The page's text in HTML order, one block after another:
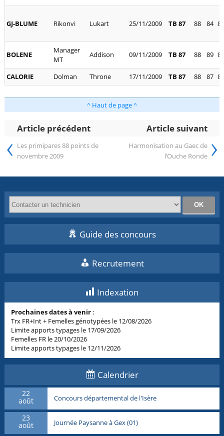
GJ-BLUME Rikonvi Lukart 25/11/2009 TB 87 88 84 85
BOLENE
Manager
MT
Addison 09/11/2009 TB 87 88 89 84
CALORIE Dolman Throne 17/11/2009 TB 87 88 87 86
^ Haut de page ^
Article précédent Article suivant
‹ Les primipares 88 points de
novembre 2009
Harmonisation au Gaec de
l’Ouche Ronde ›
Guide des concours
Recrutement
Indexation
Prochaines dates à venir :
Trx FR+Int + Femelles génotypées le 12/08/2026
Limite apports typages le 17/09/2026
Femelles FR le 20/10/2026
Limite apports typages le 12/11/2026
Calendrier
22
août Concours départemental de l'Isère
23
août Journée Paysanne à Gex (01)